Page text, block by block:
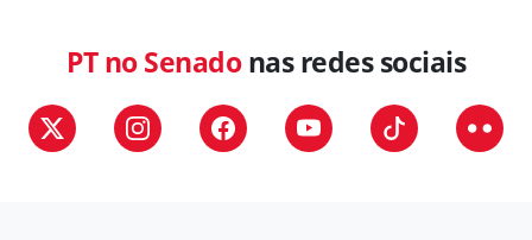
PT no Senadonas redes sociais